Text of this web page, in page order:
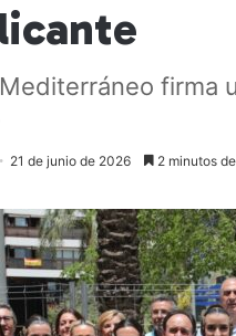
firma
21 de junio de 2026 2 minutos